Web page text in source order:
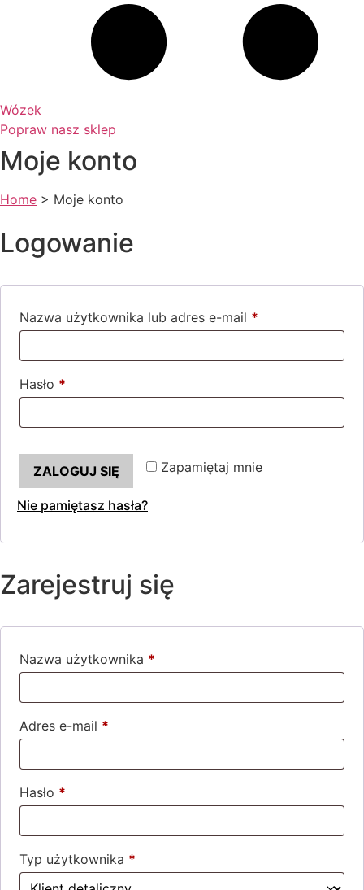
Wózek
Popraw nasz sklep
Moje konto
Home > Moje konto
Logowanie
Nazwa użytkownika lub adres e-mail *
Hasło *
Zapamiętaj mnie
ZALOGUJ SIĘ
Nie pamiętasz hasła?
Zarejestruj się
Nazwa użytkownika *
Adres e-mail *
Hasło *
Typ użytkownika *